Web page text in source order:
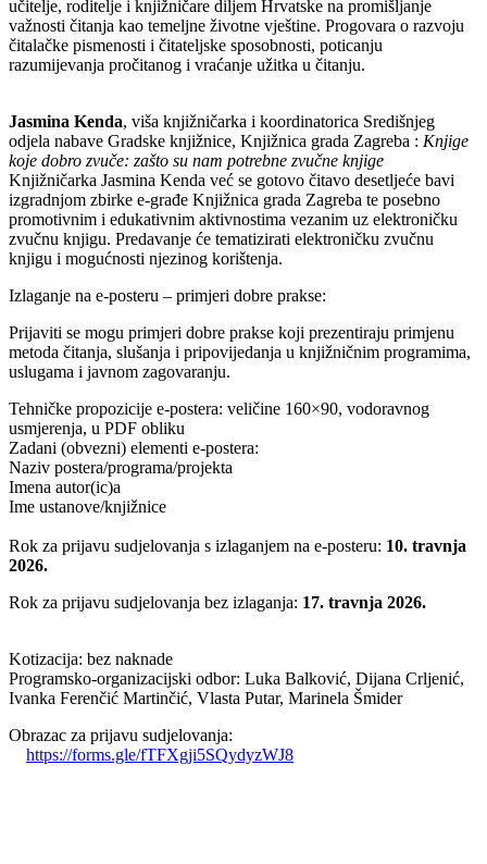
učitelje, roditelje i knjižničare diljem Hrvatske na promišljanje
važnosti čitanja kao temeljne životne vještine. Progovara o razvoju
čitalačke pismenosti i čitateljske sposobnosti, poticanju
razumijevanja pročitanog i vraćanje užitka u čitanju.
Jasmina Kenda, viša knjižničarka i koordinatorica Središnjeg
odjela nabave Gradske knjižnice, Knjižnica grada Zagreba : Knjige
koje dobro zvuče: zašto su nam potrebne zvučne knjige
Knjižničarka Jasmina Kenda već se gotovo čitavo desetljeće bavi
izgradnjom zbirke e-građe Knjižnica grada Zagreba te posebno
promotivnim i edukativnim aktivnostima vezanim uz elektroničku
zvučnu knjigu. Predavanje će tematizirati elektroničku zvučnu
knjigu i mogućnosti njezinog korištenja.
Izlaganje na e-posteru – primjeri dobre prakse:
Prijaviti se mogu primjeri dobre prakse koji prezentiraju primjenu
metoda čitanja, slušanja i pripovijedanja u knjižničnim programima,
uslugama i javnom zagovaranju.
Tehničke propozicije e-postera: veličine 160×90, vodoravnog
usmjerenja, u PDF obliku
Zadani (obvezni) elementi e-postera:
Naziv postera/programa/projekta
Imena autor(ic)a
Ime ustanove/knjižnice
Rok za prijavu sudjelovanja s izlaganjem na e-posteru: 10. travnja
2026.
Rok za prijavu sudjelovanja bez izlaganja: 17. travnja 2026.
Kotizacija: bez naknade
Programsko-organizacijski odbor: Luka Balković, Dijana Crljenić,
Ivanka Ferenčić Martinčić, Vlasta Putar, Marinela Šmider
Obrazac za prijavu sudjelovanja:
https://forms.gle/fTFXgji5SQydyzWJ8